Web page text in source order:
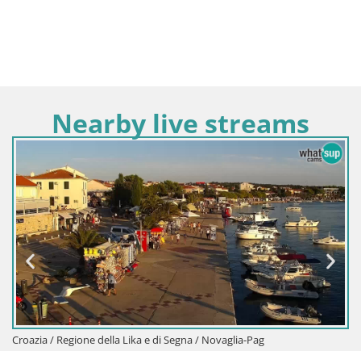
Nearby live streams
Croazia / Regione della Lika e di Segna / Novaglia-Pag